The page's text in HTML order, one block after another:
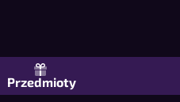
Przedmioty